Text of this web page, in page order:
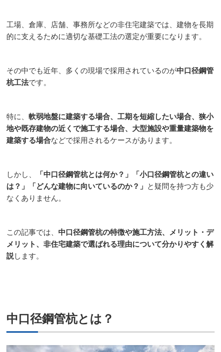
工場、倉庫、店舗、事務所などの非住宅建築では、建物を長期
的に支えるために適切な基礎工法の選定が重要になります。
その中でも近年、多くの現場で採用されているのが中口径鋼管
杭工法です。
特に、軟弱地盤に建築する場合、工期を短縮したい場合、狭小
地や既存建物の近くで施工する場合、大型施設や重量建築物を
建築する場合などで採用されるケースがあります。
しかし、
「中口径鋼管杭とは何か？」「小口径鋼管杭との違い
は？」「どんな建物に向いているのか？」 と疑問を持つ方も少
なくありません。
この記事では、中口径鋼管杭の特徴や施工方法、メリット・デ
メリット、非住宅建築で選ばれる理由について分かりやすく解
説します。
中口径鋼管杭とは？